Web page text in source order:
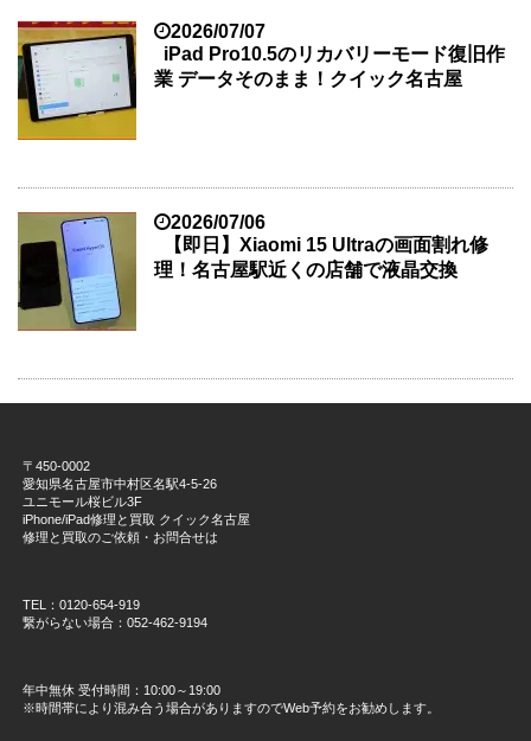
2026/07/07
iPad Pro10.5のリカバリーモード復旧作
業 データそのまま！クイック名古屋
2026/07/06
【即日】Xiaomi 15 Ultraの画面割れ修
理！名古屋駅近くの店舗で液晶交換
〒450-0002
愛知県名古屋市中村区名駅4-5-26
ユニモール桜ビル3F
iPhone/iPad修理と買取 クイック名古屋
修理と買取のご依頼・お問合せは
TEL：0120-654-919
繋がらない場合：052-462-9194
年中無休 受付時間：10:00～19:00
※時間帯により混み合う場合がありますのでWeb予約をお勧めします。